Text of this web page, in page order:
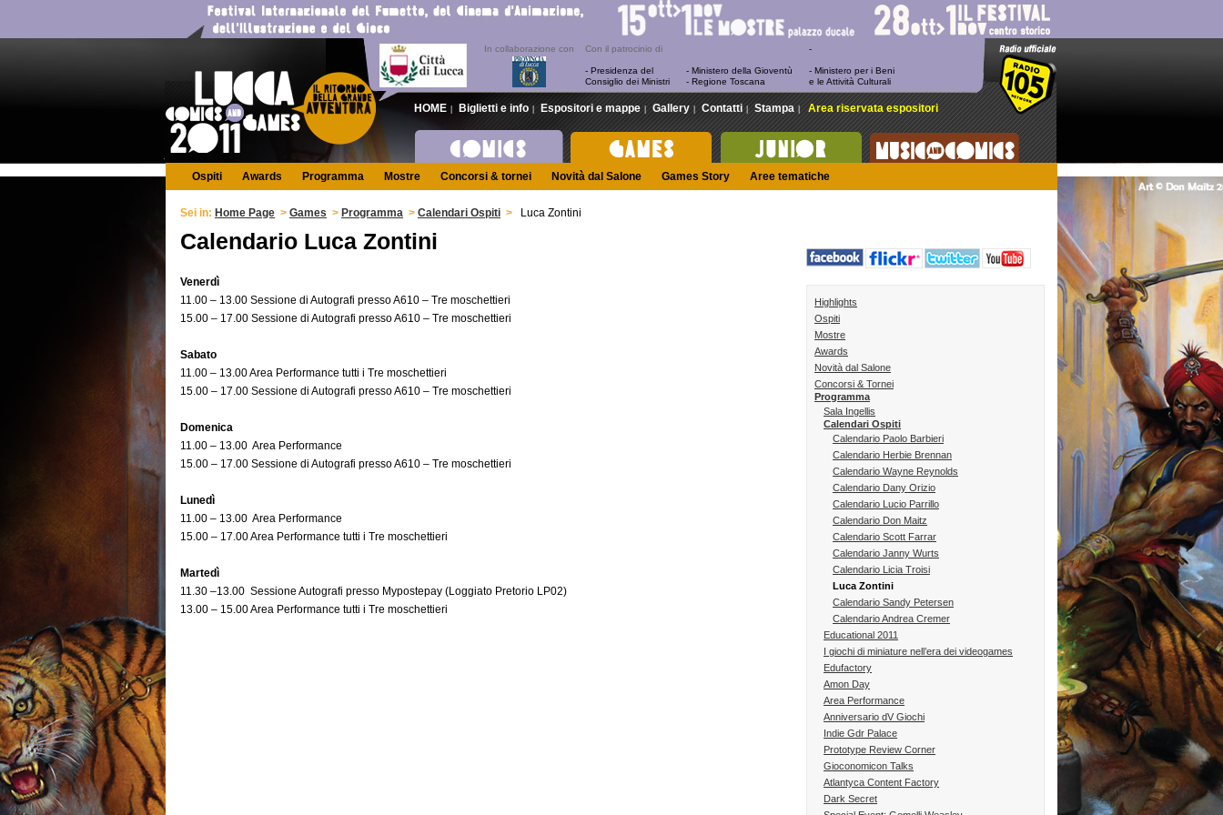
In collaborazione con Con il patrocinio di
- Presidenza del
Consiglio dei Ministri
- Ministero della Gioventù
- Regione Toscana
-
- Ministero per i Beni
e le Attività Culturali
HOME | Biglietti e info | Espositori e mappe | Gallery | Contatti | Stampa | Area riservata espositori
Ospiti Awards Programma Mostre Concorsi & tornei Novità dal Salone Games Story Aree tematiche
Highlights
Ospiti
Mostre
Awards
Novità dal Salone
Concorsi & Tornei
Programma
Sala Ingellis
Calendari Ospiti
Calendario Paolo Barbieri
Calendario Herbie Brennan
Calendario Wayne Reynolds
Calendario Dany Orizio
Calendario Lucio Parrillo
Calendario Don Maitz
Calendario Scott Farrar
Calendario Janny Wurts
Calendario Licia Troisi
Luca Zontini
Calendario Sandy Petersen
Calendario Andrea Cremer
Educational 2011
I giochi di miniature nell’era dei videogames
Edufactory
Amon Day
Area Performance
Anniversario dV Giochi
Indie Gdr Palace
Prototype Review Corner
Gioconomicon Talks
Atlantyca Content Factory
Dark Secret
Sei in: Home Page > Games > Programma > Calendari Ospiti > Luca Zontini
Calendario Luca Zontini
Venerdì
11.00 – 13.00 Sessione di Autografi presso A610 – Tre moschettieri
15.00 – 17.00 Sessione di Autografi presso A610 – Tre moschettieri
Sabato
11.00 – 13.00 Area Performance tutti i Tre moschettieri
15.00 – 17.00 Sessione di Autografi presso A610 – Tre moschettieri
Domenica
11.00 – 13.00 Area Performance
15.00 – 17.00 Sessione di Autografi presso A610 – Tre moschettieri
Lunedì
11.00 – 13.00 Area Performance
15.00 – 17.00 Area Performance tutti i Tre moschettieri
Martedì
11.30 –13.00 Sessione Autografi presso Mypostepay (Loggiato Pretorio LP02)
13.00 – 15.00 Area Performance tutti i Tre moschettieri